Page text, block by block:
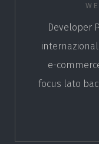
Developer
e-
focus lato